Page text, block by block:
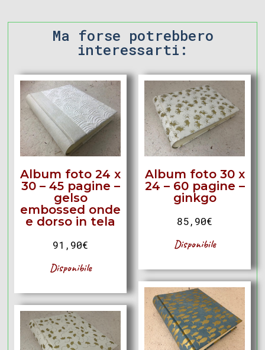
Ma forse potrebbero
interessarti:
Album foto 24 x
30 – 45 pagine –
gelso
embossed onde
e dorso in tela
91,90€
Disponibile
Album foto 30 x
24 – 60 pagine –
ginkgo
85,90€
Disponibile